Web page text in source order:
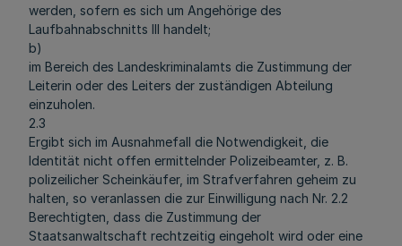
werden, sofern es sich um Angehörige des
Laufbahnabschnitts III handelt;
b)
im Bereich des Landeskriminalamts die Zustimmung der
Leiterin oder des Leiters der zuständigen Abteilung
einzuholen.
2.3
Ergibt sich im Ausnahmefall die Notwendigkeit, die
Identität nicht offen ermittelnder Polizeibeamter, z. B.
polizeilicher Scheinkäufer, im Strafverfahren geheim zu
halten, so veranlassen die zur Einwilligung nach Nr. 2.2
Berechtigten, dass die Zustimmung der
Staatsanwaltschaft rechtzeitig eingeholt wird oder eine